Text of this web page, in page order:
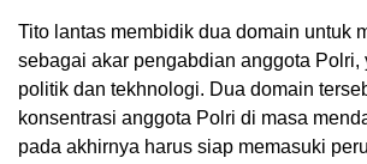
Tito lantas membidik dua domain untuk
sebagai akar pengabdian anggota Polri,
politik dan tekhnologi. Dua domain
konsentrasi anggota Polri di masa
pada akhirnya harus siap memasuki